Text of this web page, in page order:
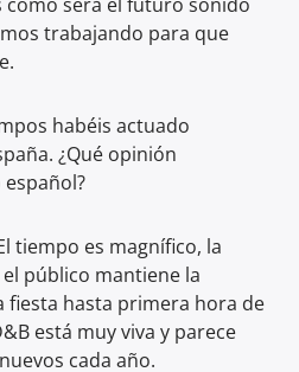
trabajando para que
habéis actuado
¿Qué opinión
tiempo es magnífico, la
público mantiene la
fiesta hasta primera hora de
está muy viva y parece
cada año.